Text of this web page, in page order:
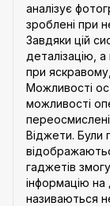
аналізує
зроблені при
Завдяки цій
деталізацію,
при
Можливості
можливості
Віджети. Були
гаджетів
інформацію на
називаються